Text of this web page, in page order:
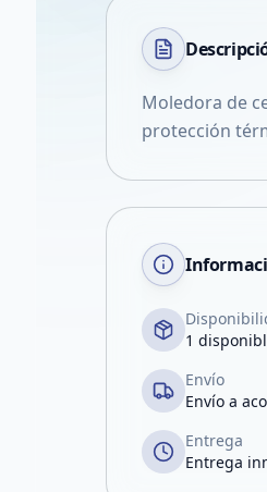
Moledora de
protección
1
Envío
Envío a
Entrega
Entrega